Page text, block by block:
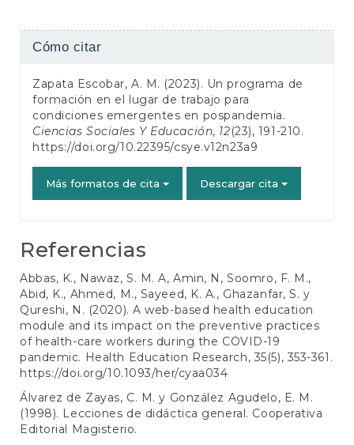
Detalles
artículo
Cómo citar
Zapata Escobar, A. M. (2023). Un programa de
formación en el lugar de trabajo para
condiciones emergentes en pospandemia.
Ciencias Sociales Y Educación, 12(23), 191-210.
https://doi.org/10.22395/csye.v12n23a9
Más formatos de cita Descargar cita
Referencias
Abbas, K., Nawaz, S. M. A, Amin, N, Soomro, F. M.,
Abid, K., Ahmed, M., Sayeed, K. A., Ghazanfar, S. y
Qureshi, N. (2020). A web-based health education
module and its impact on the preventive practices
of health-care workers during the COVID-19
pandemic. Health Education Research, 35(5), 353-361.
https://doi.org/10.1093/her/cyaa034
Álvarez de Zayas, C. M. y González Agudelo, E. M.
(1998). Lecciones de didáctica general. Cooperativa
Editorial Magisterio.